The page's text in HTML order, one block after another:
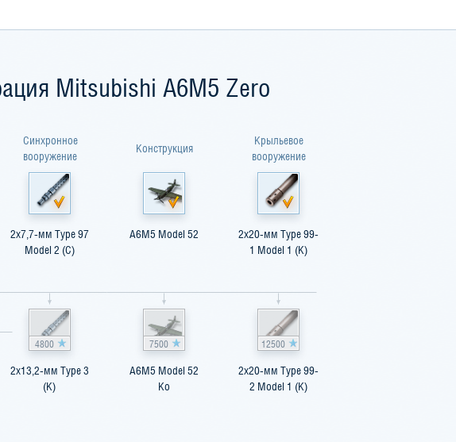
Mitsubishi A6M5 Zero
Синхронное
вооружение
2x7,7-мм Type 97
Model 2 (С)
4800
2x13,2-мм Type 3
(К)
Конструкция
A6M5 Model 52
7500
A6M5 Model 52
Ko
Крыльевое
вооружение
2x20-мм Type 99-
1 Model 1 (К)
12500
2x20-мм Type 99-
2 Model 1 (К)